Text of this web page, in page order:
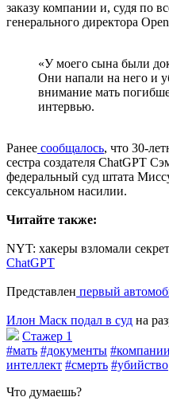
заказу компании и, судя по
генерального директора
«У моего сына были
Они напали на него и
внимание мать
интервью.
Ранее сообщалось, что 30-
сестра создателя ChatGPT
федеральный суд штата
сексуальном насилии.
Читайте также:
NYT: хакеры взломали
ChatGPT
Представлен первый
Илон Маск подал в суд на
Стажер 1
#мать #документы #компании
интеллект #смерть #убийство
Что думаешь?